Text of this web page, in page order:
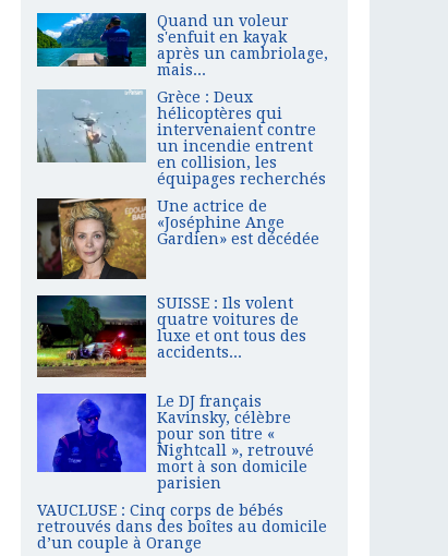
Quand un voleur
s'enfuit en kayak
après un cambriolage,
mais...
Grèce : Deux
hélicoptères qui
intervenaient contre
un incendie entrent
en collision, les
équipages recherchés
Une actrice de
«Joséphine Ange
Gardien» est décédée
SUISSE : Ils volent
quatre voitures de
luxe et ont tous des
accidents...
Le DJ français
Kavinsky, célèbre
pour son titre «
Nightcall », retrouvé
mort à son domicile
parisien
VAUCLUSE : Cinq corps de bébés
retrouvés dans des boîtes au domicile
d’un couple à Orange